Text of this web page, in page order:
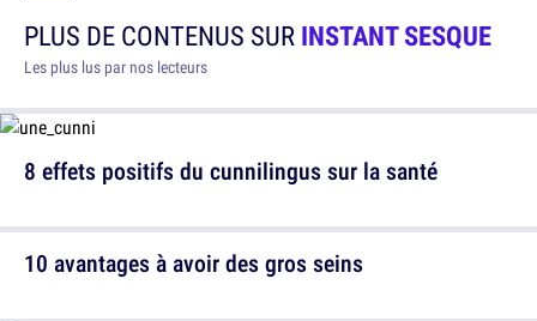
PLUS DE CONTENUS SURINSTANT SESQUE
Les plus lus par nos lecteurs
8 effets positifs du cunnilingus sur la santé
10 avantages à avoir des gros seins